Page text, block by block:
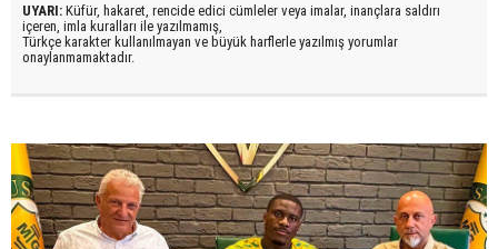
UYARI: Küfür, hakaret, rencide edici cümleler veya imalar, inançlara saldırı
içeren, imla kuralları ile yazılmamış,
Türkçe karakter kullanılmayan ve büyük harflerle yazılmış yorumlar
onaylanmamaktadır.